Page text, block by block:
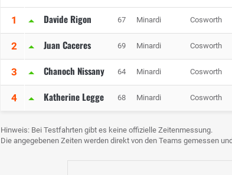
1 Davide Rigon 67 Minardi Cosworth
2 Juan Caceres 69 Minardi Cosworth
3 Chanoch Nissany 64 Minardi Cosworth
4 Katherine Legge 68 Minardi Cosworth
Hinweis: Bei Testfahrten gibt es keine offizielle Zeitenmessung.
Die angegebenen Zeiten werden direkt von den Teams gemessen